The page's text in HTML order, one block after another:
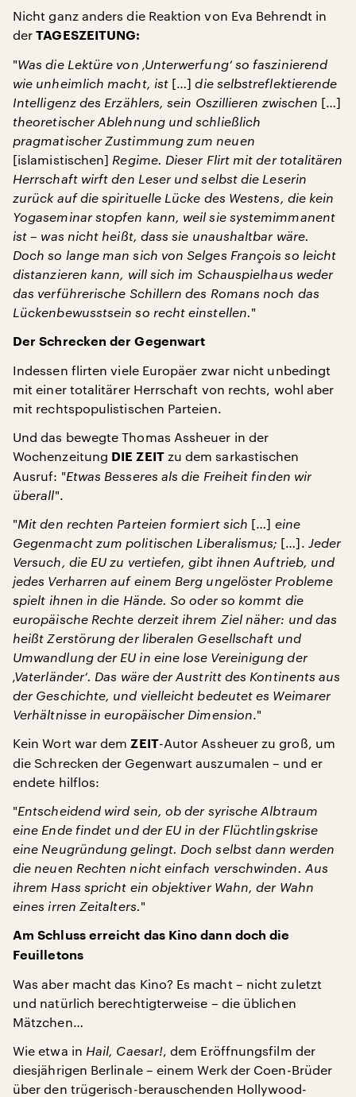
Nicht ganz anders die Reaktion von Eva Behrendt in
derTAGESZEITUNG:
"Was die Lektüre von ‚Unterwerfung‘ so faszinierend
wie unheimlich macht, ist […]die selbstreflektierende
Intelligenz des Erzählers, sein Oszillieren zwischen […]
theoretischer Ablehnung und schließlich
pragmatischer Zustimmung zum neuen
[islamistischen] Regime. Dieser Flirt mit der totalitären
Herrschaft wirft den Leser und selbst die Leserin
zurück auf die spirituelle Lücke des Westens, die kein
Yogaseminar stopfen kann, weil sie systemimmanent
ist – was nicht heißt, dass sie unaushaltbar wäre.
Doch so lange man sich von Selges François so leicht
distanzieren kann, will sich im Schauspielhaus weder
das verführerische Schillern des Romans noch das
Lückenbewusstsein so recht einstellen."
Der Schrecken der Gegenwart
Indessen flirten viele Europäer zwar nicht unbedingt
mit einer totalitärer Herrschaft von rechts, wohl aber
mit rechtspopulistischen Parteien.
Und das bewegte Thomas Assheuer in der
Wochenzeitung DIE ZEITzu dem sarkastischen
Ausruf: "Etwas Besseres als die Freiheit finden wir
überall".
"Mit den rechten Parteien formiert sich […] eine
Gegenmacht zum politischen Liberalismus; […]. Jeder
Versuch, die EU zu vertiefen, gibt ihnen Auftrieb, und
jedes Verharren auf einem Berg ungelöster Probleme
spielt ihnen in die Hände. So oder so kommt die
europäische Rechte derzeit ihrem Ziel näher: und das
heißt Zerstörung der liberalen Gesellschaft und
Umwandlung der EU in eine lose Vereinigung der
‚Vaterländer‘. Das wäre der Austritt des Kontinents aus
der Geschichte, und vielleicht bedeutet es Weimarer
Verhältnisse in europäischer Dimension."
Kein Wort war dem ZEIT-Autor Assheuer zu groß, um
die Schrecken der Gegenwart auszumalen – und er
endete hilflos:
"Entscheidend wird sein, ob der syrische Albtraum
eine Ende findet und der EU in der Flüchtlingskrise
eine Neugründung gelingt. Doch selbst dann werden
die neuen Rechten nicht einfach verschwinden. Aus
ihrem Hass spricht ein objektiver Wahn, der Wahn
eines irren Zeitalters."
Am Schluss erreicht das Kino dann doch die
Feuilletons
Was aber macht das Kino? Es macht – nicht zuletzt
und natürlich berechtigterweise – die üblichen
Mätzchen…
Wie etwa in Hail, Caesar!, dem Eröffnungsfilm der
diesjährigen Berlinale – einem Werk der Coen-Brüder
über den trügerisch-berauschenden Hollywood-